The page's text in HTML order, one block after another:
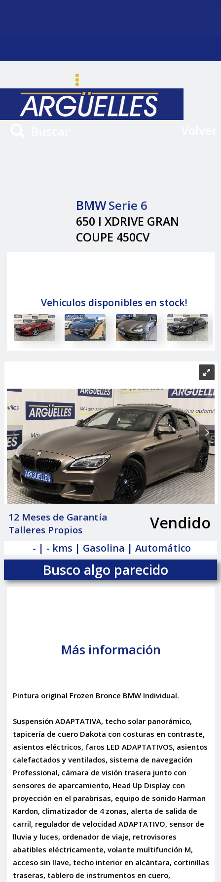
BMWSerie 6
650 I XDRIVE GRAN
COUPE 450CV
Vehículos disponibles en stock!
12 Meses de Garantía
Talleres Propios
Vendido
- | - kms | Gasolina | Automático
Busco algo parecido
Más información
Pintura original Frozen Bronce BMW Individual.
Suspensión ADAPTATIVA, techo solar panorámico,
tapicería de cuero Dakota con costuras en contraste,
asientos eléctricos, faros LED ADAPTATIVOS, asientos
calefactados y ventilados, sistema de navegación
Professional, cámara de visión trasera junto con
sensores de aparcamiento, Head Up Display con
proyección en el parabrisas, equipo de sonido Harman
Kardon, climatizador de 4 zonas, alerta de salida de
carril, regulador de velocidad ADAPTATIVO, sensor de
lluvia y luces, ordenador de viaje, retrovisores
abatibles eléctricamente, volante multifunción M,
acceso sin llave, techo interior en alcántara, cortinillas
traseras, tablero de instrumentos en cuero,